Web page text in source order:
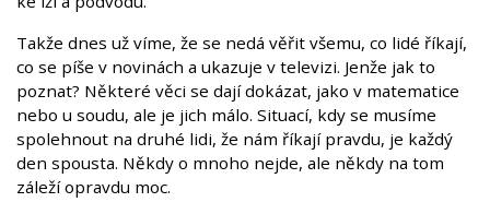
Takže dnes už víme, že se nedá věřit všemu, co lidé říkají,
co se píše v novinách a ukazuje v televizi. Jenže jak to
poznat? Některé věci se dají dokázat, jako v matematice
nebo u soudu, ale je jich málo. Situací, kdy se musíme
spolehnout na druhé lidi, že nám říkají pravdu, je každý
den spousta. Někdy o mnoho nejde, ale někdy na tom
záleží opravdu moc.